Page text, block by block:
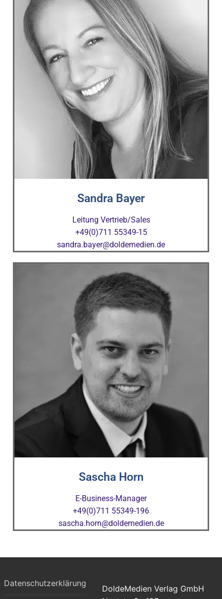
Sandra Bayer
Leitung Vertrieb/Sales
+49(0)711 55349-15
sandra.bayer@doldemedien.de
Sascha Horn
E-Business-Manager
+49(0)711 55349-196
sascha.horn@doldemedien.de
Datenschutzerklärung
DoldeMedien Verlag GmbH